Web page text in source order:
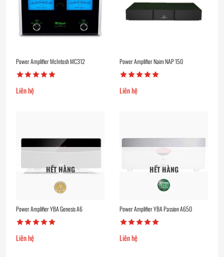
Power Amplifier McIntosh MC312
Liên hệ
Power Amplifier Naim NAP 150
Liên hệ
HẾT HÀNG
Power Amplifier YBA Genesis A6
Liên hệ
HẾT HÀNG
Power Amplifier YBA Passion A650
Liên hệ